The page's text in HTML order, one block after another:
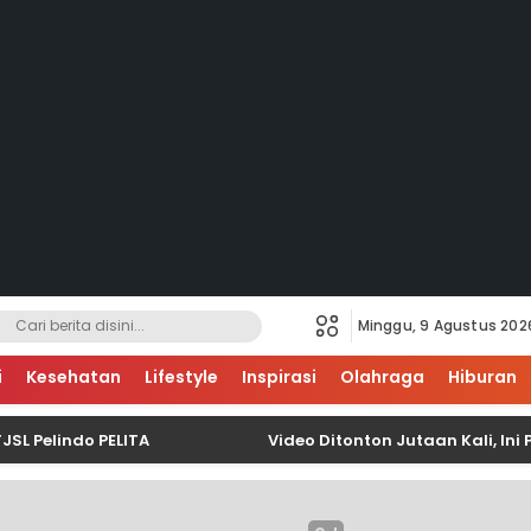
Minggu, 9 Agustus
Kesehatan Lifestyle Inspirasi Olahraga Hiburan
PELITA Video Ditonton Jutaan Kali, Ini